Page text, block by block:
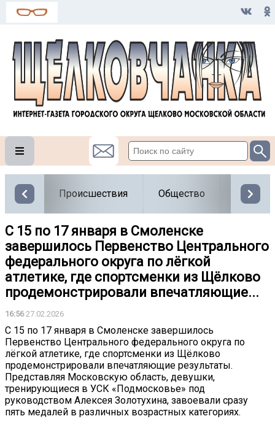
Происшествия Общество Власть
С 15 по 17 января в Смоленске
завершилось Первенство Центрального
федерального округа по лёгкой
атлетике, где спортсменки из Щёлково
продемонстрировали впечатляющие...
16:5627.02.2026
С 15 по 17 января в Смоленске завершилось
Первенство Центрального федерального округа по
лёгкой атлетике, где спортсменки из Щёлково
продемонстрировали впечатляющие результаты.
Представляя Московскую область, девушки,
тренирующиеся в УСК «Подмосковье» под
руководством Алексея Золотухина, завоевали сразу
пять медалей в различных возрастных категориях.